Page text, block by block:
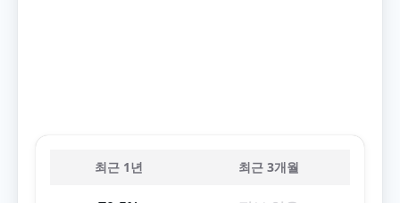
최근 1년 최근 3개월